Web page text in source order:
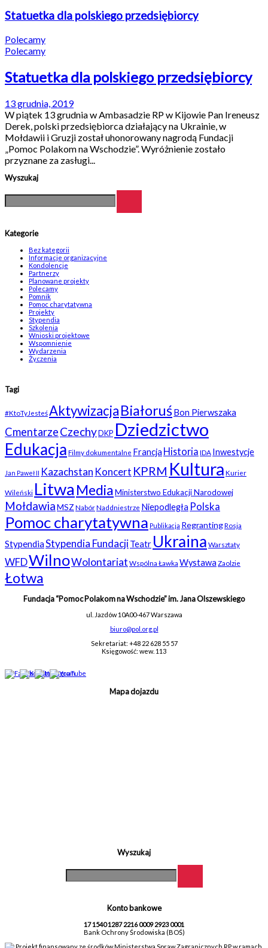
Statuetka dla polskiego przedsiębiorcy
Polecamy
Polecamy
Statuetka dla polskiego przedsiębiorcy
13 grudnia, 2019
W piątek 13 grudnia w Ambasadzie RP w Kijowie Pan Ireneusz
Derek, polski przedsiębiorca działający na Ukrainie, w
Mołdawii i Gruzji został uhonorowany nagrodą Fundacji
„Pomoc Polakom na Wschodzie”. Wyróżnienie zostało
przyznane za zasługi...
Wyszukaj
Kategorie
Bez kategorii
Informacje organizacyjne
Kondolencje
Partnerzy
Planowane projekty
Polecamy
Pomnik
Pomoc charytatywna
Projekty
Stypendia
Szkolenia
Wnioski projektowe
Wspomnienie
Wydarzenia
Życzenia
Tagi
#KtoTyJesteśAktywizacjaBiałoruśBon Pierwszaka
CmentarzeCzechyDKP Dziedzictwo
Edukacja Filmy dokumentalne Francja Historia IDA Inwestycje
Jan Paweł II Kazachstan Koncert KPRM Kultura Kurier
Wileński Litwa MediaMinisterstwo Edukacji Narodowej
MołdawiaMSZ NabórNaddniestrze Niepodległa Polska
Pomoc charytatywna Publikacja RegrantingRosja
StypendiaStypendia FundacjiTeatr Ukraina Warsztaty
WFDWilnoWolontariat Wspólna Ławka Wystawa Zaolzie
Łotwa
Fundacja “Pomoc Polakom na Wschodzie” im. Jana Olszewskiego
ul. Jazdów 10A00-467 Warszawa
biuro@pol.org.pl
Sekretariat: +48 22 628 55 57
Księgowość: wew. 113
Mapa dojazdu
Wyszukaj
Konto bankowe
17 1540 1287 2216 0009 2923 0001
Bank Ochrony Środowiska (BOŚ)
Projekt finansowany ze środków Ministerstwa Spraw Zagranicznych RP w ramach